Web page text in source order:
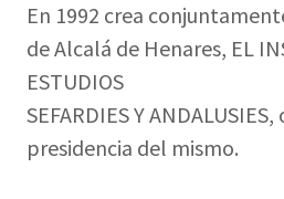
En 1992 crea
de Alcalá de Henares, EL
ESTUDIOS
SEFARDIES Y
presidencia del mismo.